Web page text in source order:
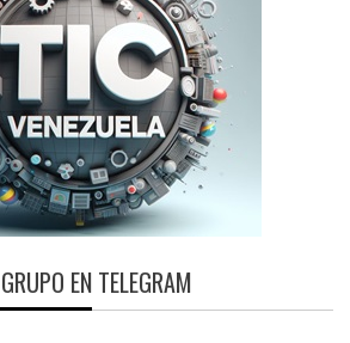
EN TELEGRAM